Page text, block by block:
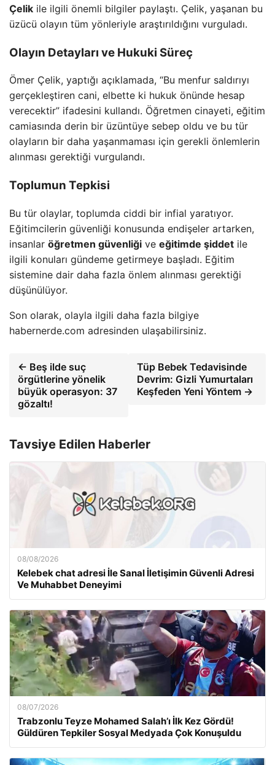
Çelik ile ilgili önemli bilgiler paylaştı. Çelik, yaşanan bu
üzücü olayın tüm yönleriyle araştırıldığını vurguladı.
Olayın Detayları ve Hukuki Süreç
Ömer Çelik, yaptığı açıklamada, “Bu menfur saldırıyı
gerçekleştiren cani, elbette ki hukuk önünde hesap
verecektir” ifadesini kullandı. Öğretmen cinayeti, eğitim
camiasında derin bir üzüntüye sebep oldu ve bu tür
olayların bir daha yaşanmaması için gerekli önlemlerin
alınması gerektiği vurgulandı.
Toplumun Tepkisi
Bu tür olaylar, toplumda ciddi bir infial yaratıyor.
Eğitimcilerin güvenliği konusunda endişeler artarken,
insanlar öğretmen güvenliği ve eğitimde şiddet ile
ilgili konuları gündeme getirmeye başladı. Eğitim
sistemine dair daha fazla önlem alınması gerektiği
düşünülüyor.
Son olarak, olayla ilgili daha fazla bilgiye
habernerde.com adresinden ulaşabilirsiniz.
← Beş ilde suç
örgütlerine yönelik
büyük operasyon: 37
gözaltı!
Tüp Bebek Tedavisinde
Devrim: Gizli Yumurtaları
Keşfeden Yeni Yöntem →
Tavsiye Edilen Haberler
08/08/2026
Kelebek chat adresi İle Sanal İletişimin Güvenli Adresi
Ve Muhabbet Deneyimi
08/07/2026
Trabzonlu Teyze Mohamed Salah’ı İlk Kez Gördü!
Güldüren Tepkiler Sosyal Medyada Çok Konuşuldu